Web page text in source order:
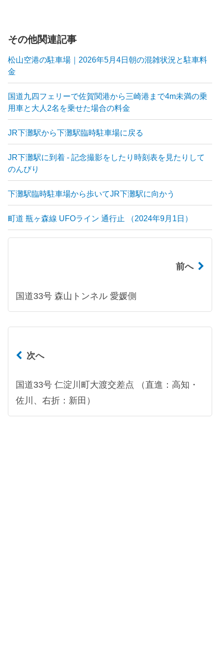
その他関連記事
松山空港の駐車場｜2026年5月4日朝の混雑状況と駐車料
金
国道九四フェリーで佐賀関港から三崎港まで4m未満の乗
用車と大人2名を乗せた場合の料金
JR下灘駅から下灘駅臨時駐車場に戻る
JR下灘駅に到着 - 記念撮影をしたり時刻表を見たりして
のんびり
下灘駅臨時駐車場から歩いてJR下灘駅に向かう
町道 瓶ヶ森線 UFOライン 通行止 （2024年9月1日）
前へ
国道33号 森山トンネル 愛媛側
次へ
国道33号 仁淀川町大渡交差点 （直進：高知・
佐川、右折：新田）